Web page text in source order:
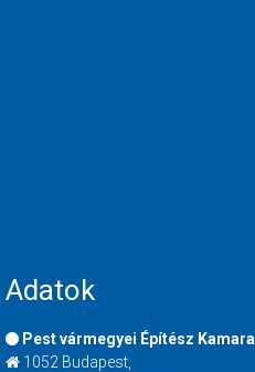
Adatok
Pest vármegyei Építész Kamara
1052 Budapest,